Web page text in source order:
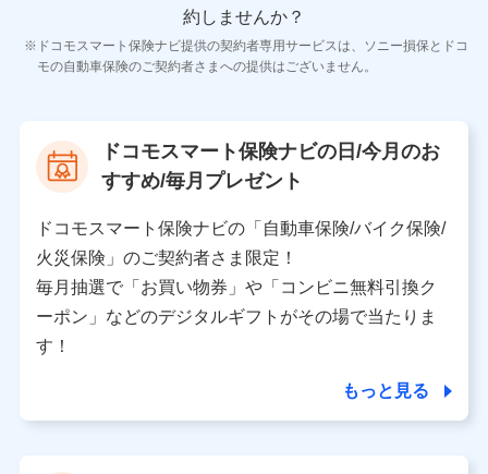
【共同して利用する者の範囲】
当社
当社又は株式会社NTTドコモが提供する保険関連サービ
スにおけるユーザ登録受付および管理のため
を受けている保険会社・提携会社の保険その他に関する
情報を提供するため、また維持管理等の委託業務遂行の
ため、またそれらに付帯、関連する当社、株式会社NTT
ドコモおよび提携会社のサービスを案内、提供するため
（各サービスで取得したサービス利用履歴、ウェブサイ
トの閲覧履歴、購買履歴、ご契約内容等のパーソナルデ
ータを分析して、お客さまの趣味・嗜好・傾向に応じた
上記に係る案内・手続き・管理等付帯業務を行うため
約しませんか？
ドコモスマート保険ナビ提供の契約者専用サービスは、ソニー損保とドコ
モの自動車保険のご契約者さまへの提供はございません。
ドコモスマート保険ナビの日/今月のお
すすめ/毎月プレゼント
ドコモスマート保険ナビの「自動車保険/バイク保険/
火災保険」のご契約者さま限定！
毎月抽選で「お買い物券」や「コンビニ無料引換ク
ーポン」などのデジタルギフトがその場で当たりま
す！
もっと見る